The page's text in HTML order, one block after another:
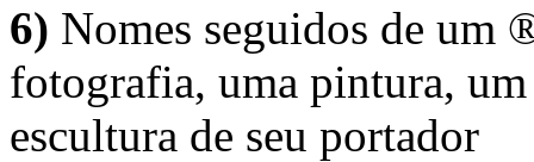
6) Nomes seguidos de um
fotografia, uma pintura,
escultura de seu portador